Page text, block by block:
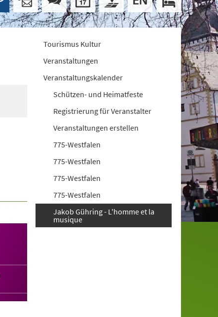
Tourismus Kultur
Veranstaltungen
Veranstaltungskalender
Schützen- und Heimatfeste
Registrierung für Veranstalter
Veranstaltungen erstellen
775-Westfalen
775-Westfalen
775-Westfalen
775-Westfalen
Jakob Gühring - L'homme et la
musique